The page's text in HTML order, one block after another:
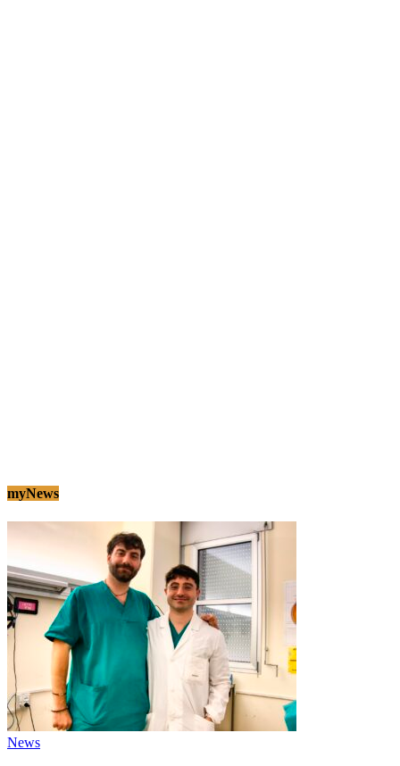
myNews
News